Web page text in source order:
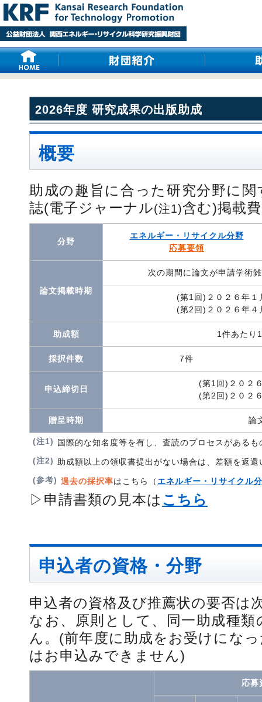
2026年度 研究成果の出版助成
概要
助成の趣旨に合った研究分野に
誌(電子ジャーナル(注1)含む)掲載
分野
エネルギー・リサイクル分野
応募要領
論文掲載時期
次の期間に論文が申請学術
(第1回)２０２６年１
(第2回)２０２６年４
助成額 1件あたり
採択件数 7件
申込締切日
(第1回)２０２
(第2回)２０２
贈呈時期 論
(注1)
国際的な知名度等を有し、査読のプロセスがある
(注2) 助成額以上の領収書提出がない場合は、差額を返
(参考) 過去の採択率はこちら（ エネルギー・リサイクル
▷申請書類の見本は こちら
申込者の資格・分野
申込者の資格及び推薦状の要否は
なお、原則として、同一助成種
ん。(前年度に助成をお受けにな
はお申込みできません)
応募